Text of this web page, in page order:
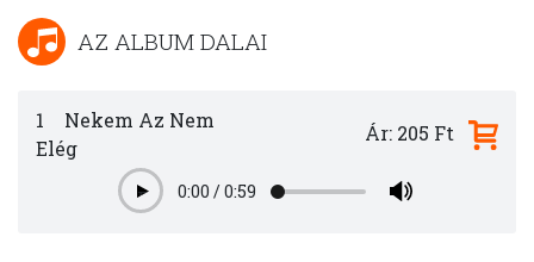
AZ ALBUM DALAI
1
Nekem Az Nem
Elég
Play0:00 /0:59
Ár: 205 Ft